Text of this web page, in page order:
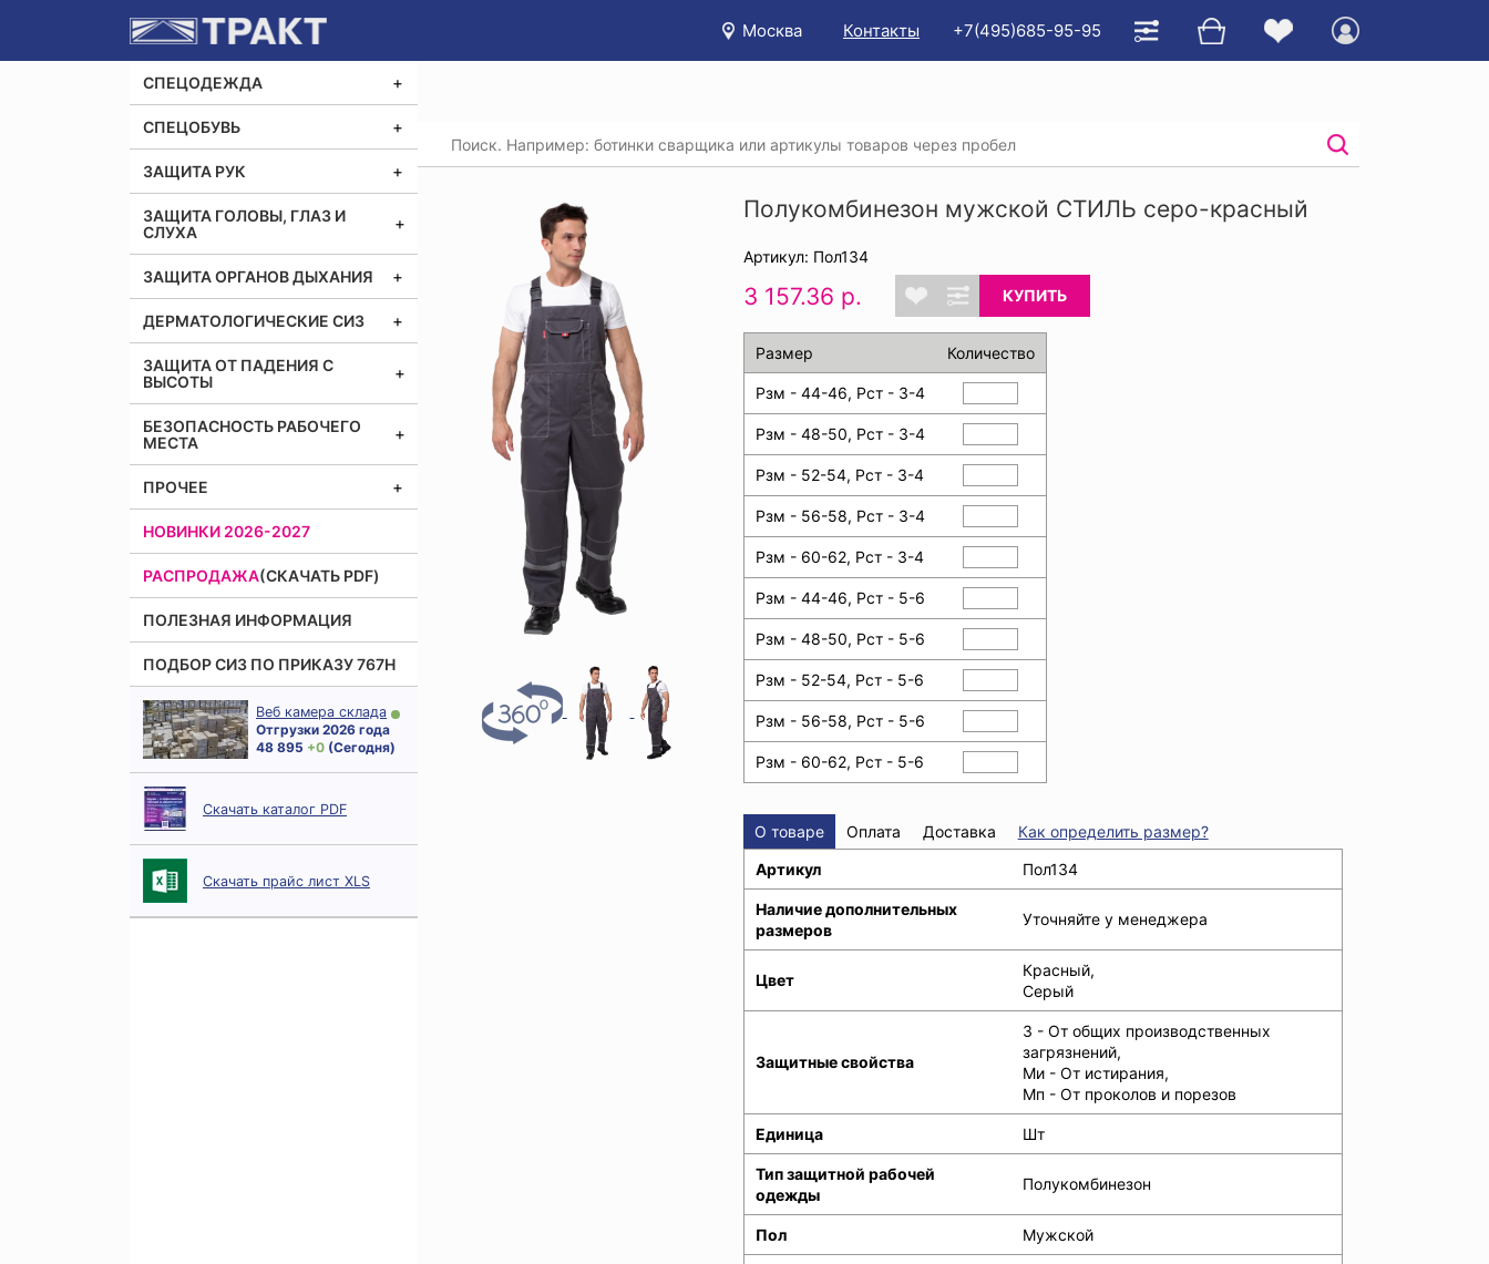
Москва Контакты +7(495)685-95-95
СПЕЦОДЕЖДА
СПЕЦОБУВЬ
ЗАЩИТА РУК
ЗАЩИТА ГОЛОВЫ, ГЛАЗ И
СЛУХА
ЗАЩИТА ОРГАНОВ ДЫХАНИЯ
ДЕРМАТОЛОГИЧЕСКИЕ СИЗ
ЗАЩИТА ОТ ПАДЕНИЯ С
ВЫСОТЫ
БЕЗОПАСНОСТЬ РАБОЧЕГО
МЕСТА
ПРОЧЕЕ
НОВИНКИ 2026-2027
РАСПРОДАЖА(СКАЧАТЬ PDF)
ПОЛЕЗНАЯ ИНФОРМАЦИЯ
ПОДБОР СИЗ ПО ПРИКАЗУ 767Н
Веб камера склада
Отгрузки 2026 года
48 895 + 0 (Сегодня)
Скачать каталог PDF
Скачать прайс лист XLS
Полукомбинезон мужской СТИЛЬ серо-красный
Полукомбинезон мужской СТИЛЬ серо-красный
Артикул: Пол134
3 157.36 р. КУПИТЬ
Размер Количество
Рзм - 44-46, Рст - 3-4
Рзм - 48-50, Рст - 3-4
Рзм - 52-54, Рст - 3-4
Рзм - 56-58, Рст - 3-4
Рзм - 60-62, Рст - 3-4
Рзм - 44-46, Рст - 5-6
Рзм - 48-50, Рст - 5-6
Рзм - 52-54, Рст - 5-6
Рзм - 56-58, Рст - 5-6
Рзм - 60-62, Рст - 5-6
О товаре Оплата Доставка
Как определить размер?
Артикул
Пол134
Наличие дополнительных
размеров
Уточняйте у менеджера
Цвет
Красный,
Серый
Защитные свойства
З - От общих производственных
загрязнений,
Ми - От истирания,
Мп - От проколов и порезов
Единица Шт
Тип защитной рабочей
одежды
Полукомбинезон
Пол Мужской